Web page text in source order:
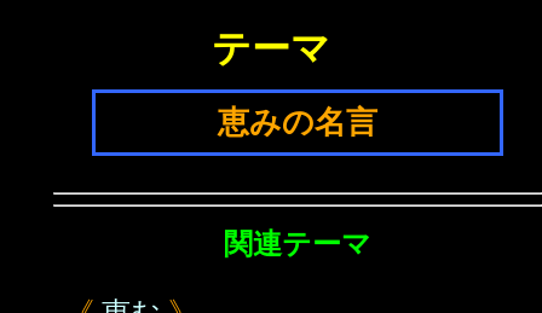
テーマ
恵みの名言
関連テーマ